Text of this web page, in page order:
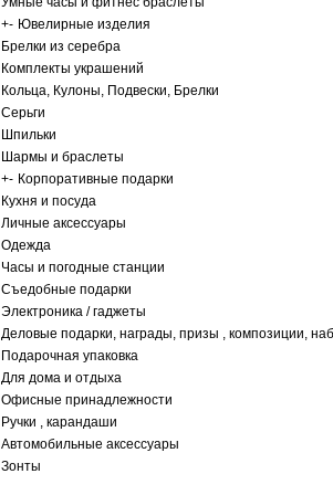
+- Ювелирные изделия
Брелки из серебра
Комплекты украшений
Кольца, Кулоны, Подвески, Брелки
Серьги
Шпильки
Шармы и браслеты
+- Корпоративные подарки
Кухня и посуда
Личные аксессуары
Одежда
Часы и погодные станции
Съедобные подарки
Электроника / гаджеты
Деловые подарки, награды, призы , композиции,
Подарочная упаковка
Для дома и отдыха
Офисные принадлежности
Ручки , карандаши
Автомобильные аксессуары
Зонты